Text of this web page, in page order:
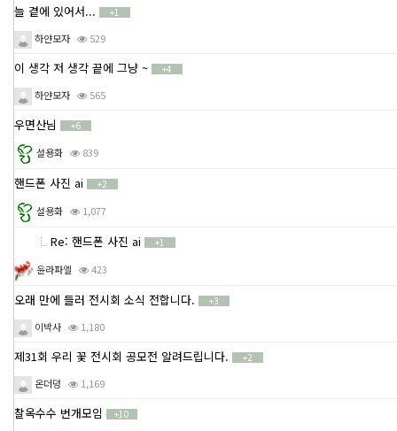
늘 곁에 있어서... +1
하얀모자 529
이 생각 저 생각 끝에 그냥 ~ +4
하얀모자 565
우면산님 +6
설용화 839
핸드폰 사진 ai +2
설용화 1,077
Re: 핸드폰 사진 ai +1
윤라파엘 423
오래 만에 들러 전시회 소식 전합니다. +3
이박사 1,180
제31회 우리 꽃 전시회 공모전 알려드립니다. +2
온더덩 1,169
찰옥수수 번개모임 +10